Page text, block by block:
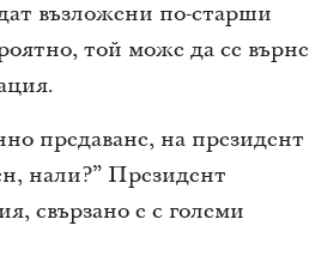
възложени по-старши
той може да се върне
предаване, на президент
нали?” Президент
свързано е с големи